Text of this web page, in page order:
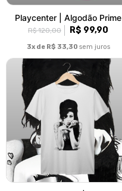
Playcenter | Algodão Prime
R$ 120,00 R$ 99,90
3x de R$ 33,30 sem juros